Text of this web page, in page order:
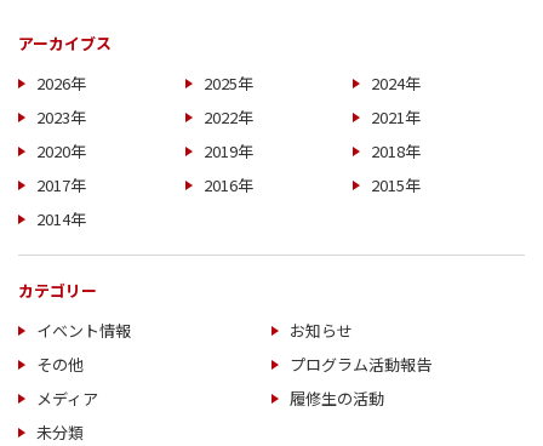
アーカイブス
2026年
2025年
2024年
2023年
2022年
2021年
2020年
2019年
2018年
2017年
2016年
2015年
2014年
カテゴリー
イベント情報
お知らせ
その他
プログラム活動報告
メディア
履修生の活動
未分類